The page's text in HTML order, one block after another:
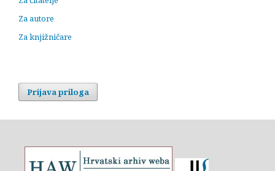
Za autore
Za knjižničare
Prijava priloga